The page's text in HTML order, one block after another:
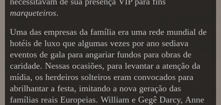
marqueteiros.
Uma das empresas da família era uma rede mundial de
hotéis de luxo que algumas vezes por ano sediava
eventos de gala para angariar fundos para obras de
caridade. Nessas ocasiões, para levantar a atenção da
mídia, os herdeiros solteiros eram convocados para
abrilhantar a festa, imitando a nova geração das
famílias reais Europeias. William e Gegê Darcy, Anne